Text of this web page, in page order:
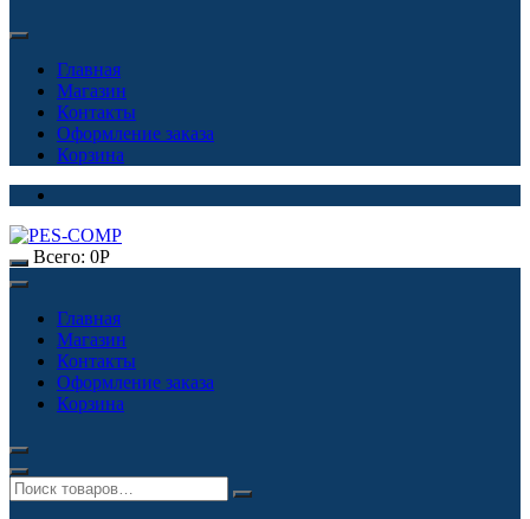
Главная
Магазин
Контакты
Оформление заказа
Корзина
Всего: 0Р
Главная
Магазин
Контакты
Оформление заказа
Корзина